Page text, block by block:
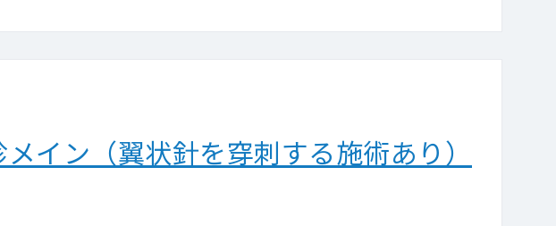
イン（翼状針を穿刺する施術あり）